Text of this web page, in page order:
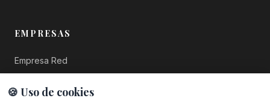
EMPRESAS
Empresa Red
Empresa Plus
🍪 Uso de cookies